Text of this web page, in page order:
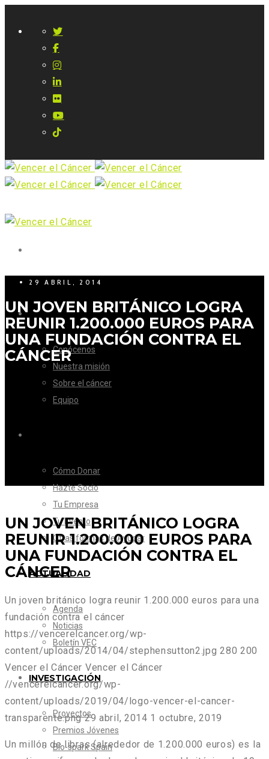
LA FUNDACIÓN
Conócenos
Nuestra misión
Sobre el cáncer
Equipo
Cómo Donar
Hazte Socio
Tu Empresa
Tu Evento
Otras formas de Ayudar
ACTUALIDAD
Agenda
Noticias
Boletín VEC
INVESTIGACIÓN
Proyectos
Premios Jóvenes
Bio-spark Spain
29 ABRIL, 2014
UN JOVEN BRITÁNICO LOGRA
REUNIR 1.200.000 EUROS PARA
UNA FUNDACIÓN CONTRA EL
CÁNCER
UN JOVEN BRITÁNICO LOGRA
REUNIR 1.200.000 EUROS PARA
UNA FUNDACIÓN CONTRA EL
CÁNCER
Un joven británico logra reunir 1.200.000 euros para una
fundación contra el cáncer
https://vencerelcancer.org/wp-
content/uploads/2014/04/stephensutton2.jpg 280 200
Vencer el Cáncer Vencer el Cáncer
//vencerelcancer.org/wp-
content/uploads/2019/04/logo-vencer-el-cancer-
transparente.png 29 abril, 2014 1 octubre, 2019
Un millón de libras (alrededor de 1.200.000 euros) es la